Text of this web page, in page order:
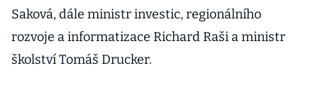
Saková, dále ministr investic, regionálního
rozvoje a informatizace Richard Raši a ministr
školství Tomáš Drucker.